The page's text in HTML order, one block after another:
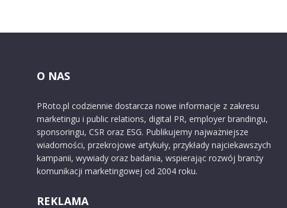
O NAS
PRoto.pl codziennie dostarcza nowe informacje z zakresu
marketingu i public relations, digital PR, employer brandingu,
sponsoringu, CSR oraz ESG. Publikujemy najważniejsze
wiadomości, przekrojowe artykuły, przykłady najciekawszych
kampanii, wywiady oraz badania, wspierając rozwój branży
komunikacji marketingowej od 2004 roku.
REKLAMA